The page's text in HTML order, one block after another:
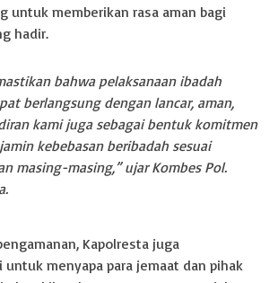
untuk memberikan rasa aman bagi
hadir.
bahwa pelaksanaan ibadah
berlangsung dengan lancar, aman,
kami juga sebagai bentuk komitmen
kebebasan beribadah sesuai
masing-masing,” ujar Kombes Pol.
Kapolresta juga
menyapa para jemaat dan pihak